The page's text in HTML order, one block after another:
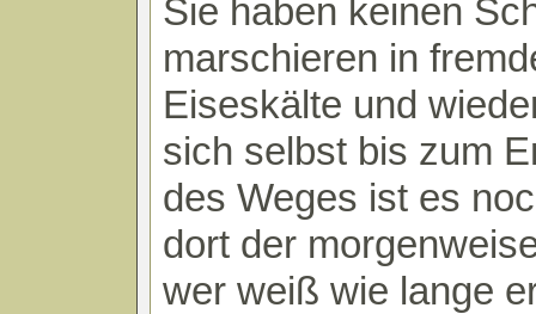
Sie haben keinen
marschieren in
Eiseskälte und
sich selbst bis zum
des Weges ist es
dort der
wer weiß wie lange